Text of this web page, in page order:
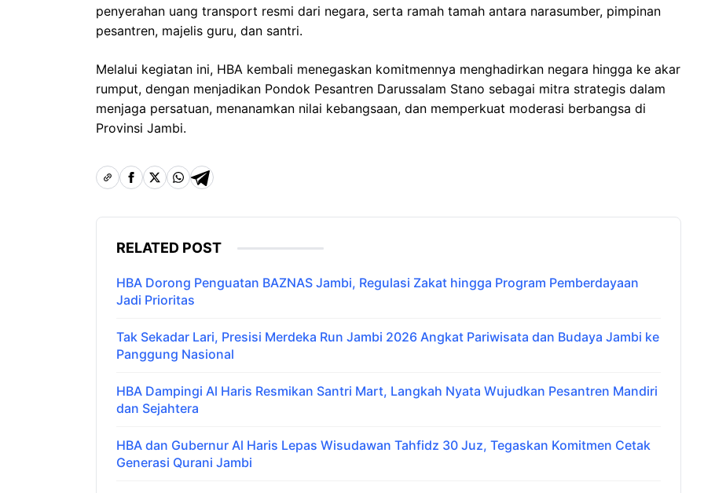
penyerahan uang transport resmi dari negara, serta ramah tamah antara narasumber, pimpinan
pesantren, majelis guru, dan santri.
Melalui kegiatan ini, HBA kembali menegaskan komitmennya menghadirkan negara hingga ke akar
rumput, dengan menjadikan Pondok Pesantren Darussalam Stano sebagai mitra strategis dalam
menjaga persatuan, menanamkan nilai kebangsaan, dan memperkuat moderasi berbangsa di
Provinsi Jambi.
RELATED POST
HBA Dorong Penguatan BAZNAS Jambi, Regulasi Zakat hingga Program Pemberdayaan
Jadi Prioritas
Tak Sekadar Lari, Presisi Merdeka Run Jambi 2026 Angkat Pariwisata dan Budaya Jambi ke
Panggung Nasional
HBA Dampingi Al Haris Resmikan Santri Mart, Langkah Nyata Wujudkan Pesantren Mandiri
dan Sejahtera
HBA dan Gubernur Al Haris Lepas Wisudawan Tahfidz 30 Juz, Tegaskan Komitmen Cetak
Generasi Qurani Jambi